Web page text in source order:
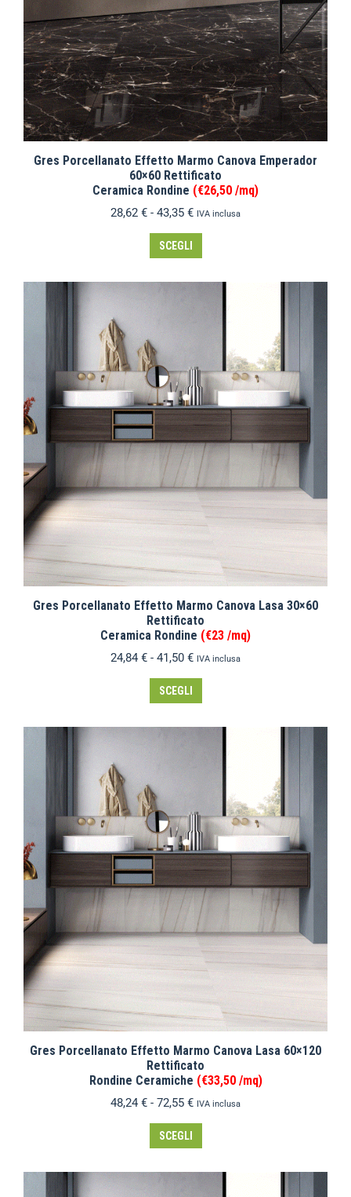
Gres Porcellanato Effetto Marmo Canova Emperador
60×60 Rettificato
Ceramica Rondine (€26,50 /mq)
28,62 € - 43,35 € IVA inclusa
SCEGLI
Gres Porcellanato Effetto Marmo Canova Lasa 30×60
Rettificato
Ceramica Rondine (€23 /mq)
24,84 € - 41,50 € IVA inclusa
SCEGLI
Gres Porcellanato Effetto Marmo Canova Lasa 60×120
Rettificato
Rondine Ceramiche (€33,50 /mq)
48,24 € - 72,55 € IVA inclusa
SCEGLI